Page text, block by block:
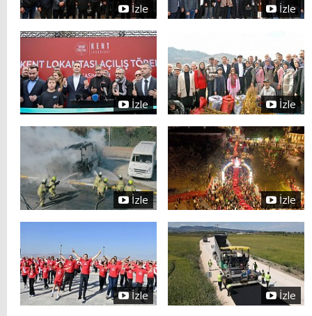
İzle İzle
İzle İzle
İzle İzle
İzle İzle